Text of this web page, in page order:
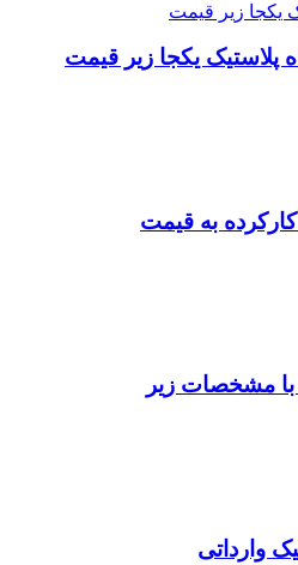
به قیمت
با مشخصات زیر
وارداتی